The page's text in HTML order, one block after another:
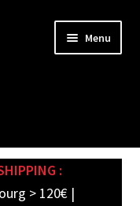
Menu
child
:
> 120€ |